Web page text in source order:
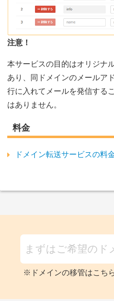
注意！
本サービスの目的はオリジナ
あり、同ドメインのメールア
行に入れてメールを発信する
はありません。
料金
ドメイン転送サービスの料
※ドメインの移管はこち